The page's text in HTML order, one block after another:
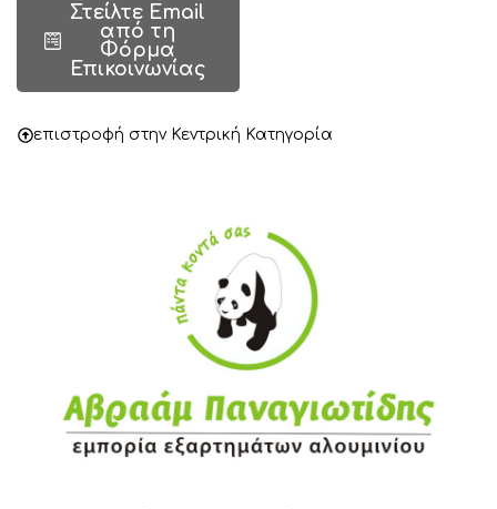
Στείλτε Email
από τη
Φόρμα
Επικοινωνίας
επιστροφή στην Κεντρική Κατηγορία